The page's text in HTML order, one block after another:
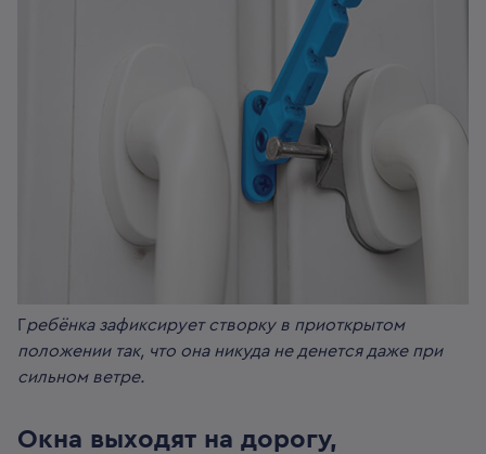
Гребёнка зафиксирует створку в приоткрытом
положении так, что она никуда не денется даже при
сильном ветре.
Окна выходят на дорогу,